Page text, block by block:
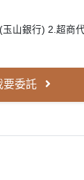
山銀行) 2.超商
要委託